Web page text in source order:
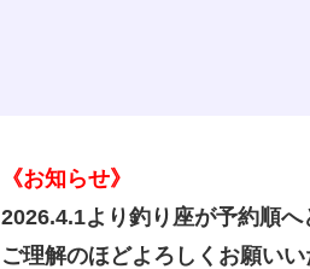
《お知らせ》
2026.4.1より釣り座が予約順
ご理解のほどよろしくお願い